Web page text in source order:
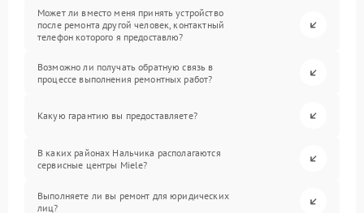
Может ли вместо меня принять устройство
после ремонта другой человек, контактный
телефон которого я предоставлю?
Возможно ли получать обратную связь в
процессе выполнения ремонтных работ?
Какую гарантию вы предоставляете?
В каких районах Нальчика располагаются
сервисные центры Miele?
Выполняете ли вы ремонт для юридических
лиц?